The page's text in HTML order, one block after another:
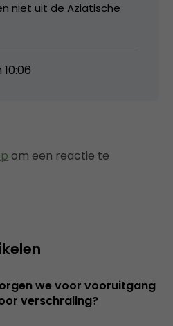
niet uit de Aziatische
om een reactie te
we voor vooruitgang
verschraling?